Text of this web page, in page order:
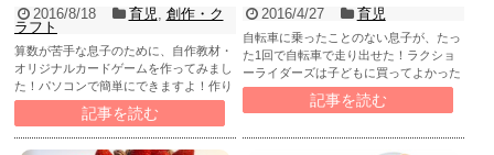
2016/8/18 育児, 創作・ク
ラフト
算数が苦手な息子のために、自作教材・
オリジナルカードゲームを作ってみまし
た！パソコンで簡単にできますよ！作り
方など詳しく紹介します！
記事を読む
2016/4/27 育児
自転車に乗ったことのない息子が、たっ
た1回で自転車で走り出せた！ラクショ
ーライダーズは子どもに買ってよかった
ベストアイテムのひとつです。
記事を読む